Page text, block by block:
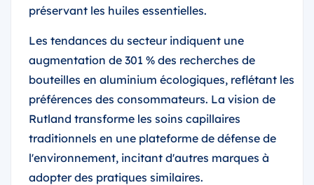
préservant les huiles essentielles.
Les tendances du secteur indiquent une
augmentation de 301 % des recherches de
bouteilles en aluminium écologiques, reflétant les
préférences des consommateurs. La vision de
Rutland transforme les soins capillaires
traditionnels en une plateforme de défense de
l'environnement, incitant d'autres marques à
adopter des pratiques similaires.